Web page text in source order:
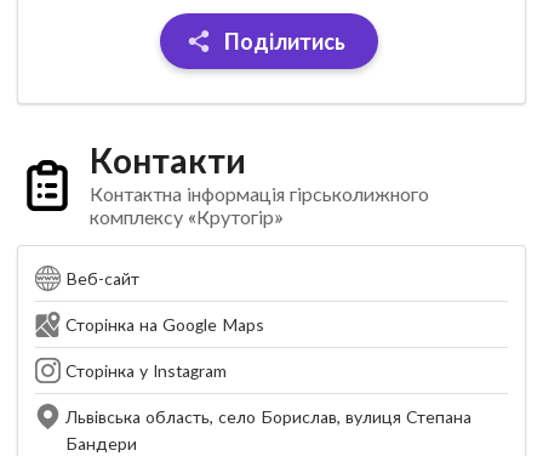
Поділитись
Контакти
Контактна інформація гірськолижного
комплексу «Крутогір»
Веб-сайт
Сторінка на Google Maps
Сторінка у Instagram
Львівська область, село Борислав, вулиця Степана
Бандери